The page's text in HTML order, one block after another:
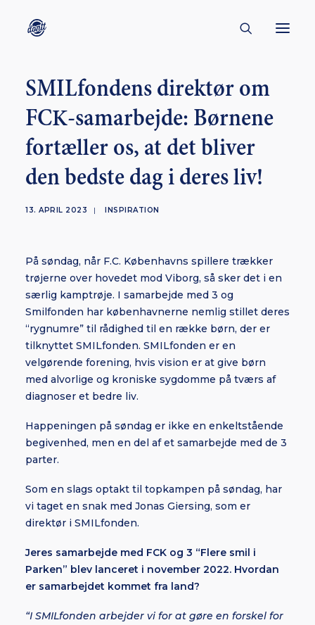
CONTACT
ABOUT
ENGLISH
CREATORS
SUBSCRIBE
SMILfondens direktør om
FCK-samarbejde: Børnene
fortæller os, at det bliver
den bedste dag i deres liv!
13. APRIL 2023 | INSPIRATION
På søndag, når F.C. Københavns spillere trækker
trøjerne over hovedet mod Viborg, så sker det i en
særlig kamptrøje. I samarbejde med 3 og
Smilfonden har københavnerne nemlig stillet deres
“rygnumre” til rådighed til en række børn, der er
tilknyttet SMILfonden. SMILfonden er en
velgørende forening, hvis vision er at give børn
med alvorlige og kroniske sygdomme på tværs af
diagnoser et bedre liv.
Happeningen på søndag er ikke en enkeltstående
begivenhed, men en del af et samarbejde med de 3
parter.
Som en slags optakt til topkampen på søndag, har
vi taget en snak med Jonas Giersing, som er
direktør i SMILfonden.
Jeres samarbejde med FCK og 3 “Flere smil i
Parken” blev lanceret i november 2022. Hvordan
er samarbejdet kommet fra land?
“I SMILfonden arbejder vi for at gøre en forskel for